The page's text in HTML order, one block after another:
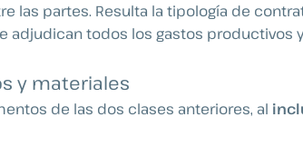
las partes. Resulta la tipología de
adjudican todos los gastos productivos
y materiales
de las dos clases anteriores, al